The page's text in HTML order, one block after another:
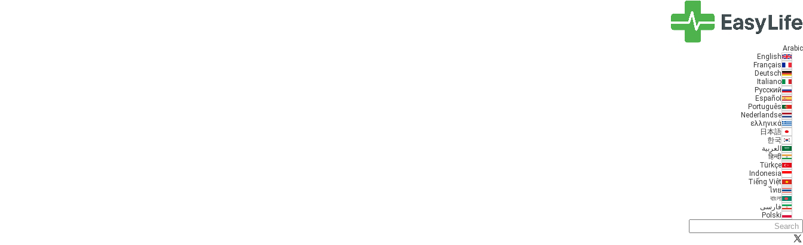
Arabic
English
Français
Deutsch
Italiano
Русский
Español
Português
Nederlandse
ελληνικά
日本語
한국
العربية
हिन्दी
Türkçe
Indonesia
Tiếng Việt
ไทย
বাংলা
فارسی
Polski